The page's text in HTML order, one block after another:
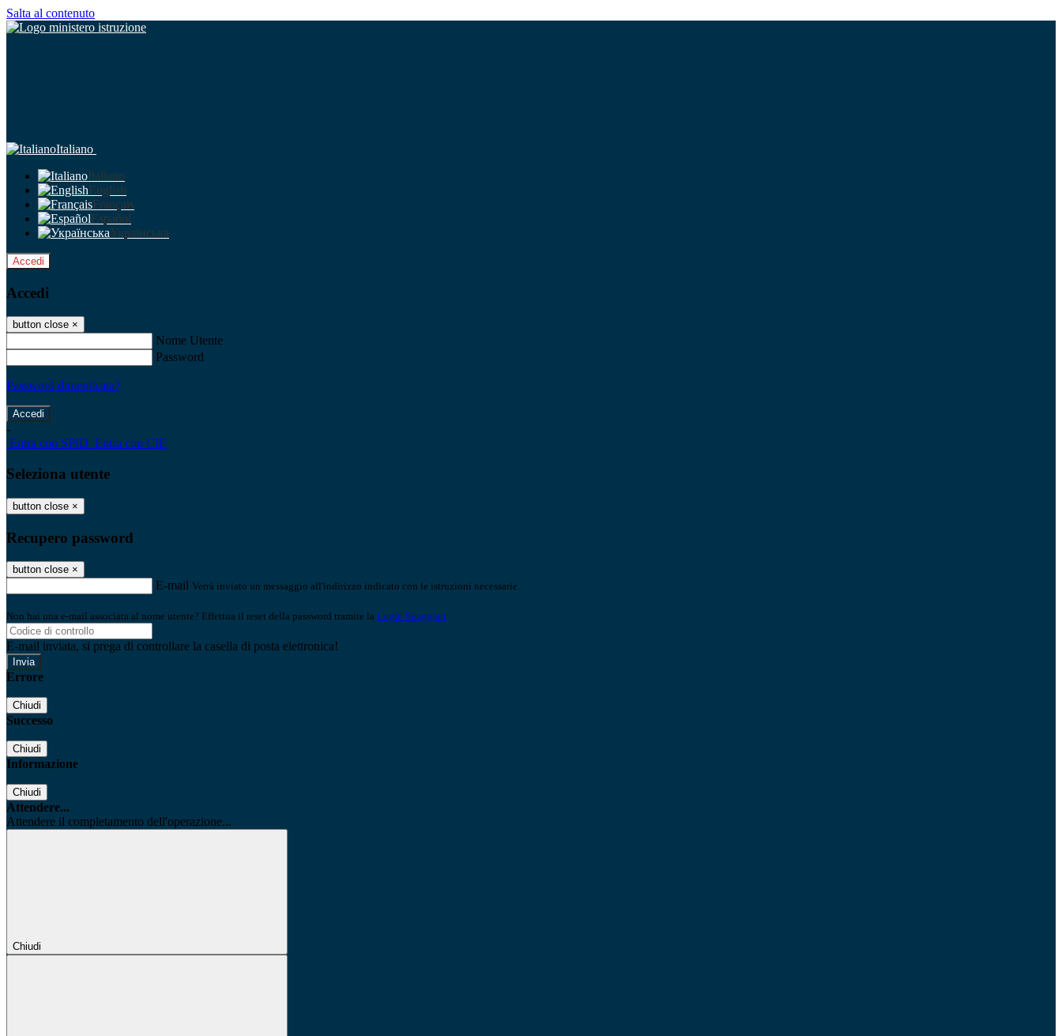
Salta al contenuto
Italiano
Italiano
English
Français
Español
Українська
Accedi
Accedi
button close ×
Nome Utente
Password
Password dimenticata?
-
Entra con SPID Entra con CIE
Seleziona utente
button close ×
Recupero password
button close ×
E-mail Verrà inviato un messaggio all'indirizzo indicato con le istruzioni necessarie.
Non hai una e-mail associata al nome utente? Effettua il reset della password tramite la Login Spaggiari
E-mail inviata, si prega di controllare la casella di posta elettronica!
Errore
Chiudi
Successo
Chiudi
Informazione
Chiudi
Attendere...
Attendere il completamento dell'operazione...
Chiudi